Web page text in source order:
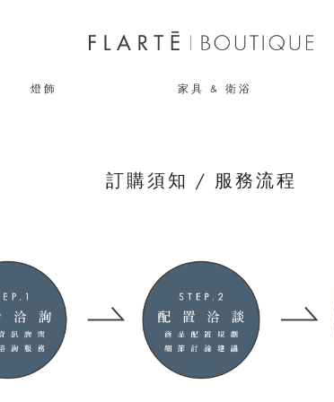
燈飾 家具 & 衛浴
訂購須知 / 服務流程